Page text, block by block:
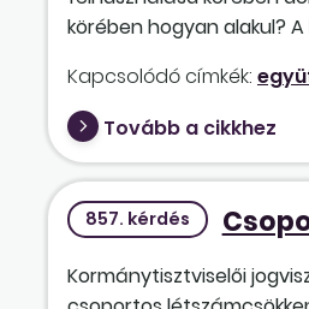
körében hogyan alakul?
Kapcsolódó címkék:
Tovább a cikkhez
857. kérdés
Kormánytisztviselői